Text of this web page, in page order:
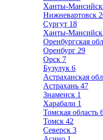
Ханты-
Нижневартовск
Сургут 18
Ханты-Мансийск
Оренбургская
Оренбург 29
Орск 7
Бузулук 6
Астраханская
Астрахань 47
Знаменск 1
Харабали 1
Томская область
Томск 42
Северск 3